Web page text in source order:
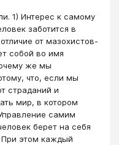
1) Интерес к самому
заботится в
от мазохистов-
собой во имя
же мы
что, если мы
страданий и
мир, в котором
самим
берет на себя
При этом каждый